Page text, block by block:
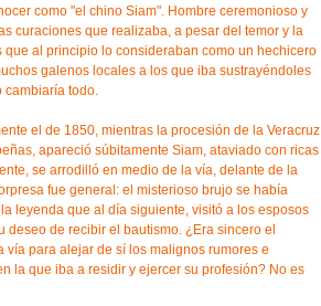
como "el chino Siam". Hombre ceremonioso y
curaciones que realizaba, a pesar del temor y la
al principio lo consideraban como un hechicero
galenos locales a los que iba sustrayéndoles
cambiaría todo.
el de 1850, mientras la procesión de la Veracruz
apareció súbitamente Siam, ataviado con ricas
se arrodilló en medio de la vía, delante de la
fue general: el misterioso brujo se había
leyenda que al día siguiente, visitó a los esposos
deseo de recibir el bautismo. ¿Era sincero el
para alejar de sí los malignos rumores e
la que iba a residir y ejercer su profesión? No es